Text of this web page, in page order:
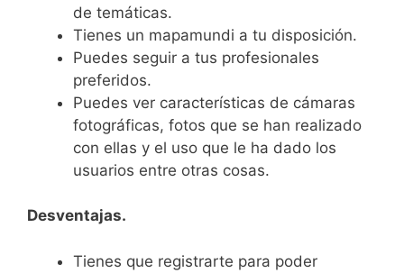
de temáticas.
Tienes un mapamundi a tu disposición.
Puedes seguir a tus profesionales
preferidos.
Puedes ver características de cámaras
fotográficas, fotos que se han realizado
con ellas y el uso que le ha dado los
usuarios entre otras cosas.
Desventajas.
Tienes que registrarte para poder